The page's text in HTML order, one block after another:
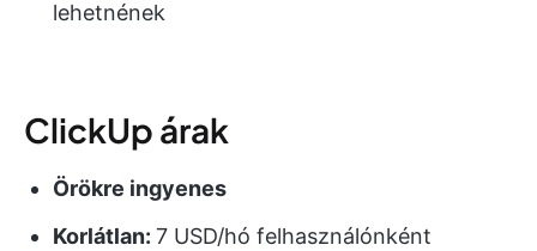
lehetnének
ClickUp árak
Örökre ingyenes
Korlátlan: 7 USD/hó felhasználónként